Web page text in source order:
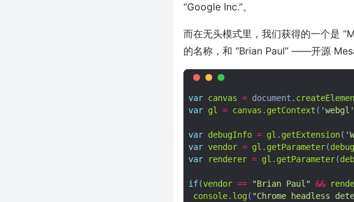
“Google Inc.”。
而在无头模式里，我们获得的一个是
的名称，和 “Brian Paul” ——开源
var canvas = document .
var gl = canvas . getContext ( 'webgl'
var debugInfo = gl . getExtension(
var vendor = gl . getParameter(
var
renderer = gl . getParameter(
if(vendor == "Brian Paul" &&
console. log ( "Chrome headless